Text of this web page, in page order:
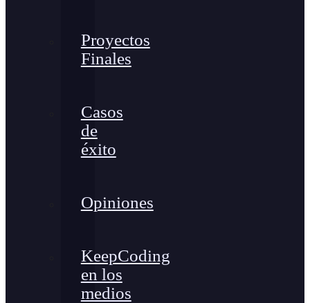
Proyectos
Finales
Casos
de
éxito
Opiniones
KeepCoding
en los
medios